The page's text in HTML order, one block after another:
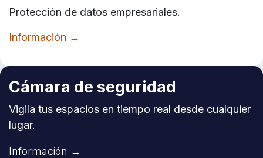
Protección de datos empresariales.
Información →
Cámara de seguridad
Vigila tus espacios en tiempo real desde cualquier
lugar.
Información →